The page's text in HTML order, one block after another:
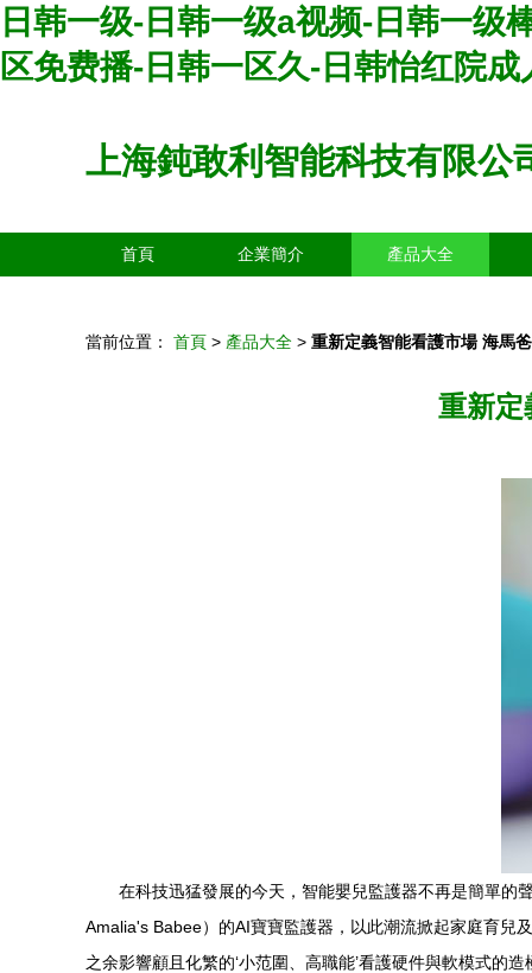
日韩一级-日韩一级a视频-日韩一级
区免费播-日韩一区久-日韩怡红院成
上海鈍敢利智能科技有限公
首頁 企業簡介 產品大全
當前位置： 首頁 > 產品大全 > 重新定義智能看護市場 海馬
重新定
在科技迅猛發展的今天，智能嬰兒監護器不再是簡單的
Amalia's Babee）的AI寶寶監護器，以此潮流掀起家庭育兒
之余影響顧且化繁的‘小范圍、高職能’看護硬件與軟模式的